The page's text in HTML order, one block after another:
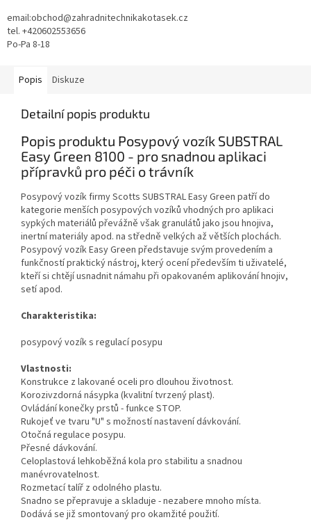
email:obchod@zahradnitechnikakotasek.cz
tel. +420602553656
Po-Pa 8-18
Popis Diskuze
Detailní popis produktu
Popis produktu Posypový vozík SUBSTRAL
Easy Green 8100 - pro snadnou aplikaci
přípravků pro péči o trávník
Posypový vozík firmy Scotts SUBSTRAL Easy Green patří do
kategorie menších posypových vozíků vhodných pro aplikaci
sypkých materiálů převážně však granulátů jako jsou hnojiva,
inertní materiály apod. na středně velkých až větších plochách.
Posypový vozík Easy Green představuje svým provedením a
funkčností praktický nástroj, který ocení především ti uživatelé,
kteří si chtějí usnadnit námahu při opakovaném aplikování hnojiv,
setí apod.
Charakteristika:
posypový vozík s regulací posypu
Vlastnosti:
Konstrukce z lakované oceli pro dlouhou životnost.
Korozivzdorná násypka (kvalitní tvrzený plast).
Ovládání konečky prstů - funkce STOP.
Rukojeť ve tvaru "U" s možností nastavení dávkování.
Otočná regulace posypu.
Přesné dávkování.
Celoplastová lehkoběžná kola pro stabilitu a snadnou
manévrovatelnost.
Rozmetací talíř z odolného plastu.
Snadno se přepravuje a skladuje - nezabere mnoho místa.
Dodává se již smontovaný pro okamžité použití.